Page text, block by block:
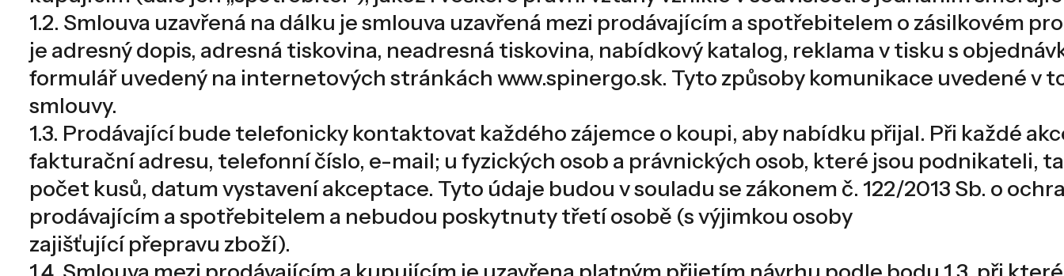
1.2. Smlouva uzavřená na dálku je smlouva uzavřená mezi prodávajícím a spotřebitelem o
je adresný dopis, adresná tiskovina, neadresná tiskovina, nabídkový katalog, reklama v tisku s
formulář uvedený na internetových stránkách www.spinergo.sk. Tyto způsoby komunikace uvedené
smlouvy.
1.3. Prodávající bude telefonicky kontaktovat každého zájemce o koupi, aby nabídku přijal. Při každé
fakturační adresu, telefonní číslo, e-mail; u fyzických osob a právnických osob, které jsou podnikateli,
počet kusů, datum vystavení akceptace. Tyto údaje budou v souladu se zákonem č. 122/2013 Sb. o
prodávajícím a spotřebitelem a nebudou poskytnuty třetí osobě (s výjimkou osoby
zajišťující přepravu zboží).